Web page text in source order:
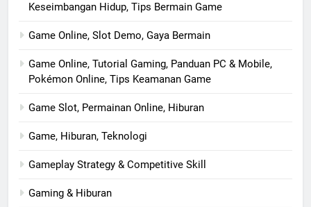
Keseimbangan Hidup, Tips Bermain Game
Game Online, Slot Demo, Gaya Bermain
Game Online, Tutorial Gaming, Panduan PC & Mobile,
Pokémon Online, Tips Keamanan Game
Game Slot, Permainan Online, Hiburan
Game, Hiburan, Teknologi
Gameplay Strategy & Competitive Skill
Gaming & Hiburan